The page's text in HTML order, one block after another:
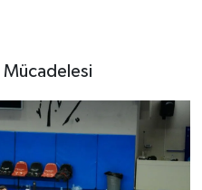
Mücadelesi